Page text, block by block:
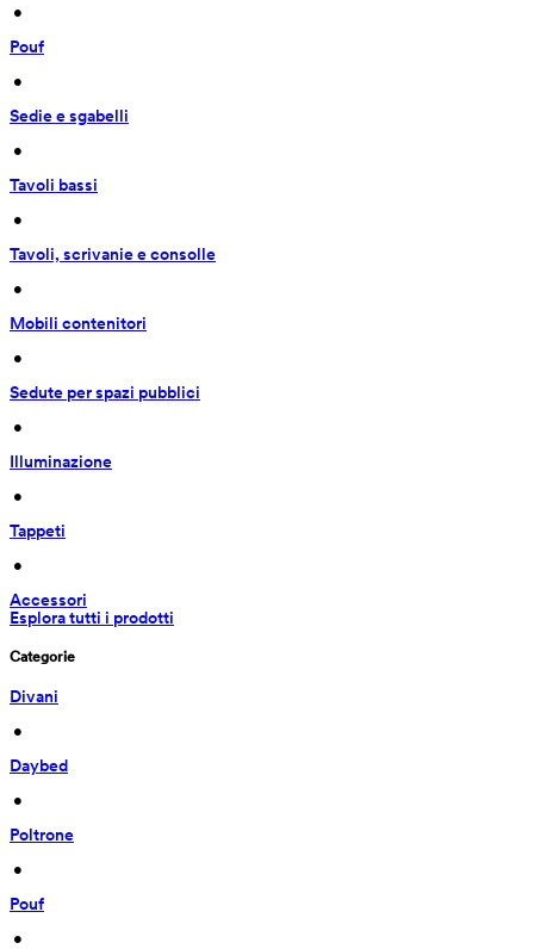
•
Pouf
•
Sedie e sgabelli
•
Tavoli bassi
•
Tavoli, scrivanie e consolle
•
Mobili contenitori
•
Sedute per spazi pubblici
•
Illuminazione
•
Tappeti
•
Accessori
Esplora tutti i prodotti
Categorie
Divani
•
Daybed
•
Poltrone
•
Pouf
•